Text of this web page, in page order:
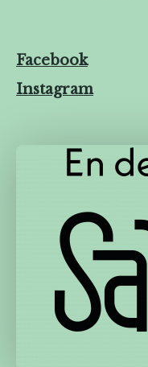
Facebook
Instagram